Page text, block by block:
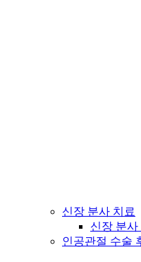
신장 분사 치료
신장 분사
인공관절 수술